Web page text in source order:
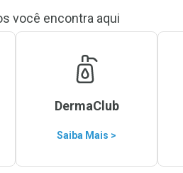
você encontra aqui
DermaClub
Saiba Mais >